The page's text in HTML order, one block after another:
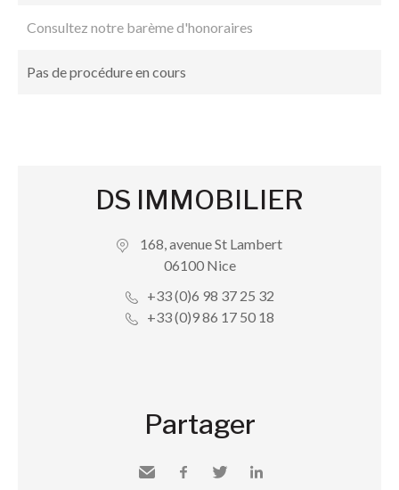
Consultez notre barème d'honoraires
Pas de procédure en cours
DS IMMOBILIER
168, avenue St Lambert
06100 Nice
+33 (0)6 98 37 25 32
+33 (0)9 86 17 50 18
Partager